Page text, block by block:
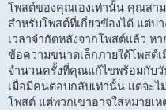
โพสต์ของคุณเองเท่านั้น คุณสา
สำหรับโพสต์ที่เกี่ยวข้องได้ แต่บ
เวลาจำกัดหลังจากโพสต์แล้ว
ข้อความขนาดเล็กภายใต้โพสต์
จำนวนครั้งที่คุณแก้ไขพร้อมกับวั
เมื่อมีคนตอบกลับเท่านั้น แต่จะ
โพสต์ แต่พวกเขาอาจใส่หมายเ